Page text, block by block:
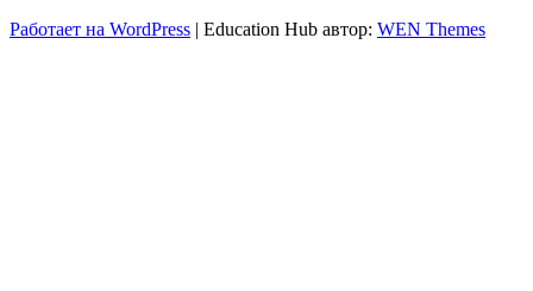
Работает на WordPress | Education Hub автор: WEN Themes